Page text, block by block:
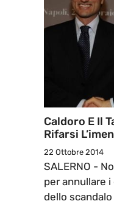
Caldoro E Il
Rifarsi
22 Ottobre 2014
SALERNO -
per annullare
dello